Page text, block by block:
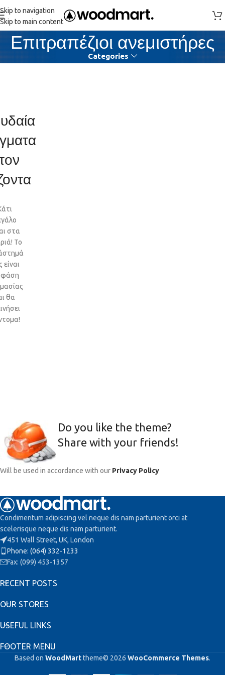
Skip to navigation
Skip to main content
Επιτραπέζιοι ανεμιστήρες
Categories
στα
Το
είναι
φάση
θα
Do you like the theme?
Share with your friends!
Will be used in accordance with our Privacy Policy
Condimentum adipiscing vel neque dis nam parturient orci at
scelerisque neque dis nam parturient.
451 Wall Street, UK, London
Phone: (064) 332-1233
Fax: (099) 453-1357
RECENT POSTS
OUR STORES
USEFUL LINKS
FOOTER MENU
Based on WoodMarttheme© 2026 WooCommerce Themes.